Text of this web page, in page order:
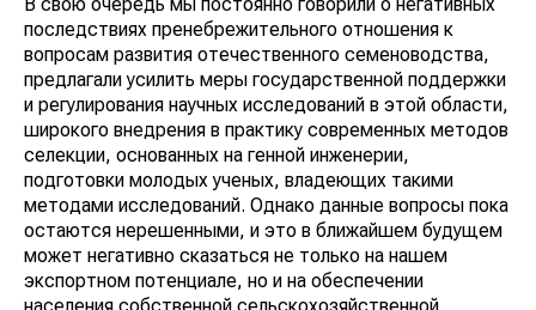
последст­виях пренебрежительного отношения к
вопросам развития отечественного семеноводства,
предлагали усилить меры государственной поддержки
и регулирования научных исследований в этой области,
широкого внедрения в практику современных методов
селекции, основанных на генной инженерии,
подготовки молодых ученых, владеющих такими
методами исследований. Однако данные вопросы пока
остаются нерешенными, и это в ближайшем будущем
может негативно сказаться не только на нашем
экспортном потенциале, но и на обеспечении